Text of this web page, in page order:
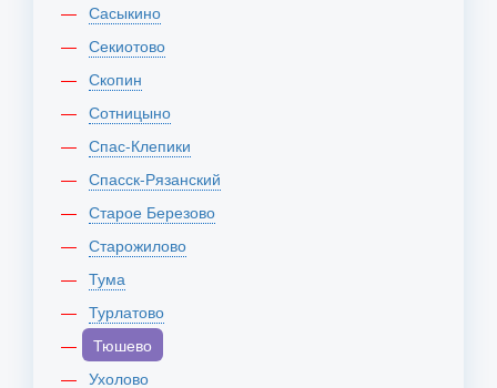
Сасыкино
Секиотово
Скопин
Сотницыно
Спас-Клепики
Спасск-Рязанский
Старое Березово
Старожилово
Тума
Турлатово
Тюшево
Ухолово